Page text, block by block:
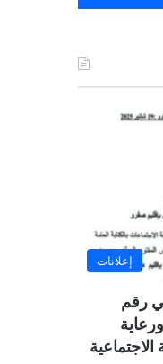
إعلانات
رقم
ورعاية